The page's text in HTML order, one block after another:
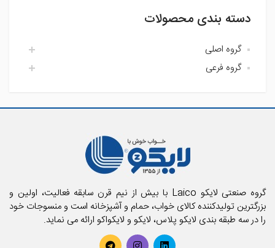
دسته بندی محصولات
گروه اصلی
اتاق خواب لایکو
حمام لایکو
گروه فرعی
بالش و رویه بالش
تشک فنری و محافظ تشک
تشک میهمان و سفری
حوله استخری
حوله تن پوش بزرگسال
حوله تن پوش کودک
گروه صنعتی لایکو Laico با بیش از نیم قرن سابقه فعالیت، اولین و
بزرگترین تولیدکننده کالای خواب، حمام و آشپزخانه است و منسوجات خود
را در سه طبقه بندی لایکو پلاس، لایکو و لایکواکو ارائه می نماید.